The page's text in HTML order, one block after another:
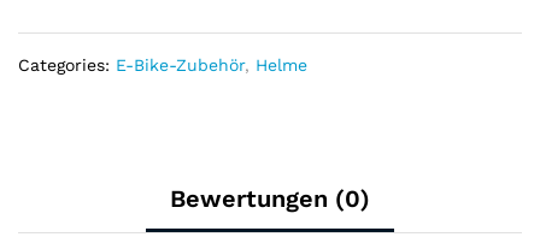
Categories: E-Bike-Zubehör, Helme
Bewertungen (0)